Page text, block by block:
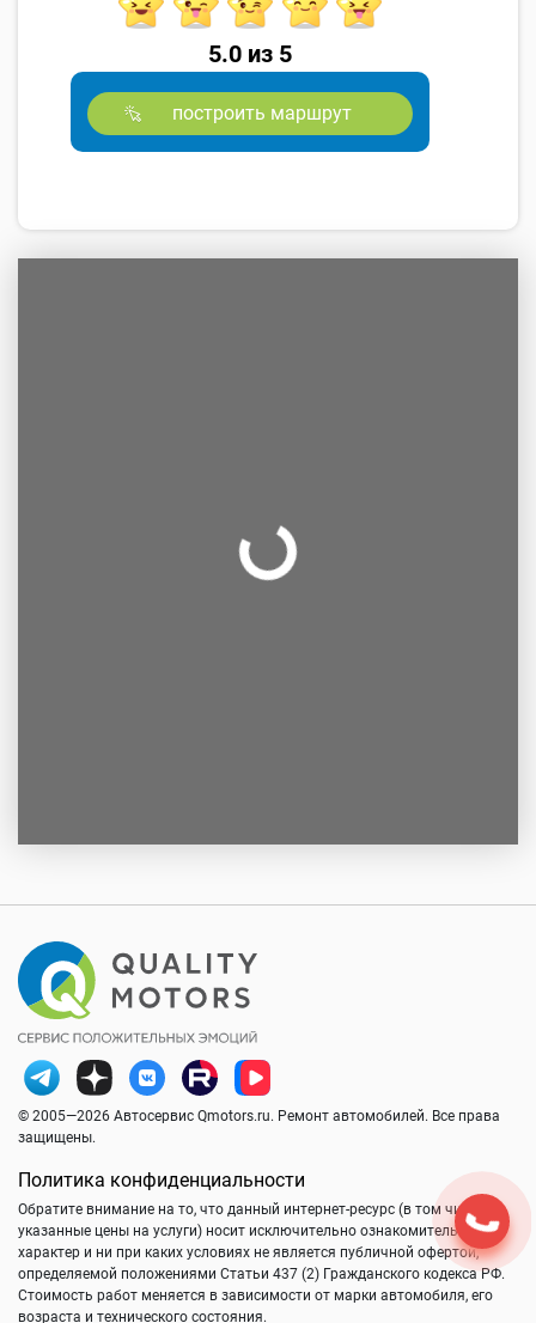
5.0 из 5
построить маршрут
© 2005—2026 Автосервис Qmotors.ru. Ремонт автомобилей. Все права
защищены.
Политика конфиденциальности
Обратите внимание на то, что данный интернет-ресурс (в том числе
указанные цены на услуги) носит исключительно ознакомительный
характер и ни при каких условиях не является публичной офертой,
определяемой положениями Статьи 437 (2) Гражданского кодекса РФ.
Стоимость работ меняется в зависимости от марки автомобиля, его
возраста и технического состояния.